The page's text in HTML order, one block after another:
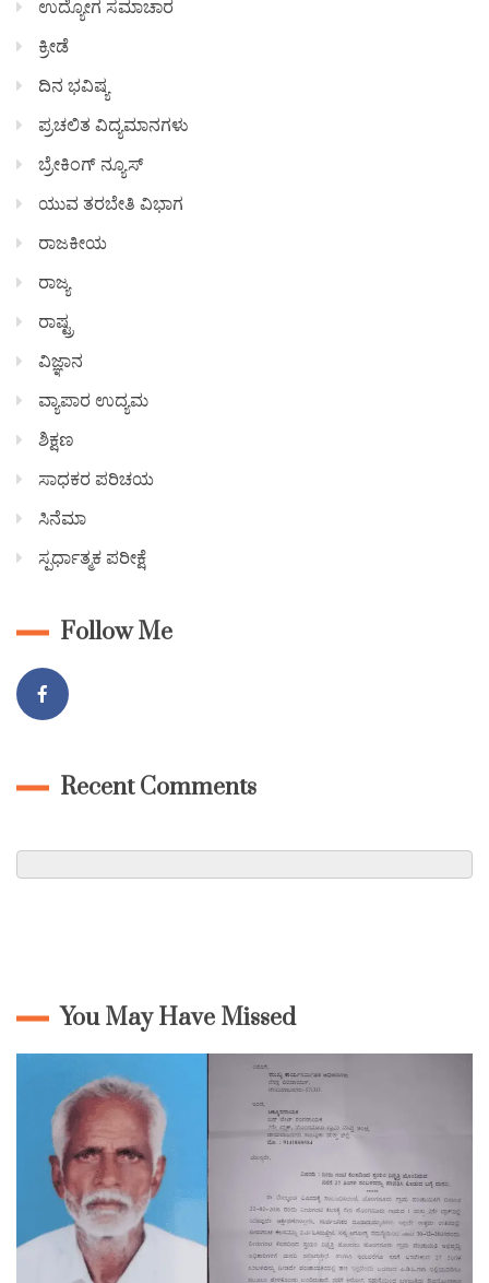
ಉದ್ಯೋಗ ಸಮಾಚಾರ
ಕ್ರೀಡೆ
ದಿನ ಭವಿಷ್ಯ
ಪ್ರಚಲಿತ ವಿದ್ಯಮಾನಗಳು
ಬ್ರೇಕಿಂಗ್ ನ್ಯೂಸ್
ಯುವ ತರಬೇತಿ ವಿಭಾಗ
ರಾಜಕೀಯ
ರಾಜ್ಯ
ರಾಷ್ಟ್ರ
ವಿಜ್ಞಾನ
ವ್ಯಾಪಾರ ಉದ್ಯಮ
ಶಿಕ್ಷಣ
ಸಾಧಕರ ಪರಿಚಯ
ಸಿನೆಮಾ
ಸ್ಪರ್ಧಾತ್ಮಕ ಪರೀಕ್ಷೆ
Follow Me
Recent Comments
You May Have Missed